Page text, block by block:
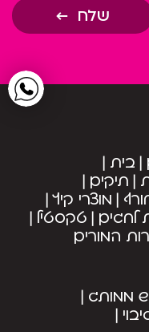
שלח
בית
תיקים
מוצרי קיץ
לחגים טקסטיל
המורים
ממותג